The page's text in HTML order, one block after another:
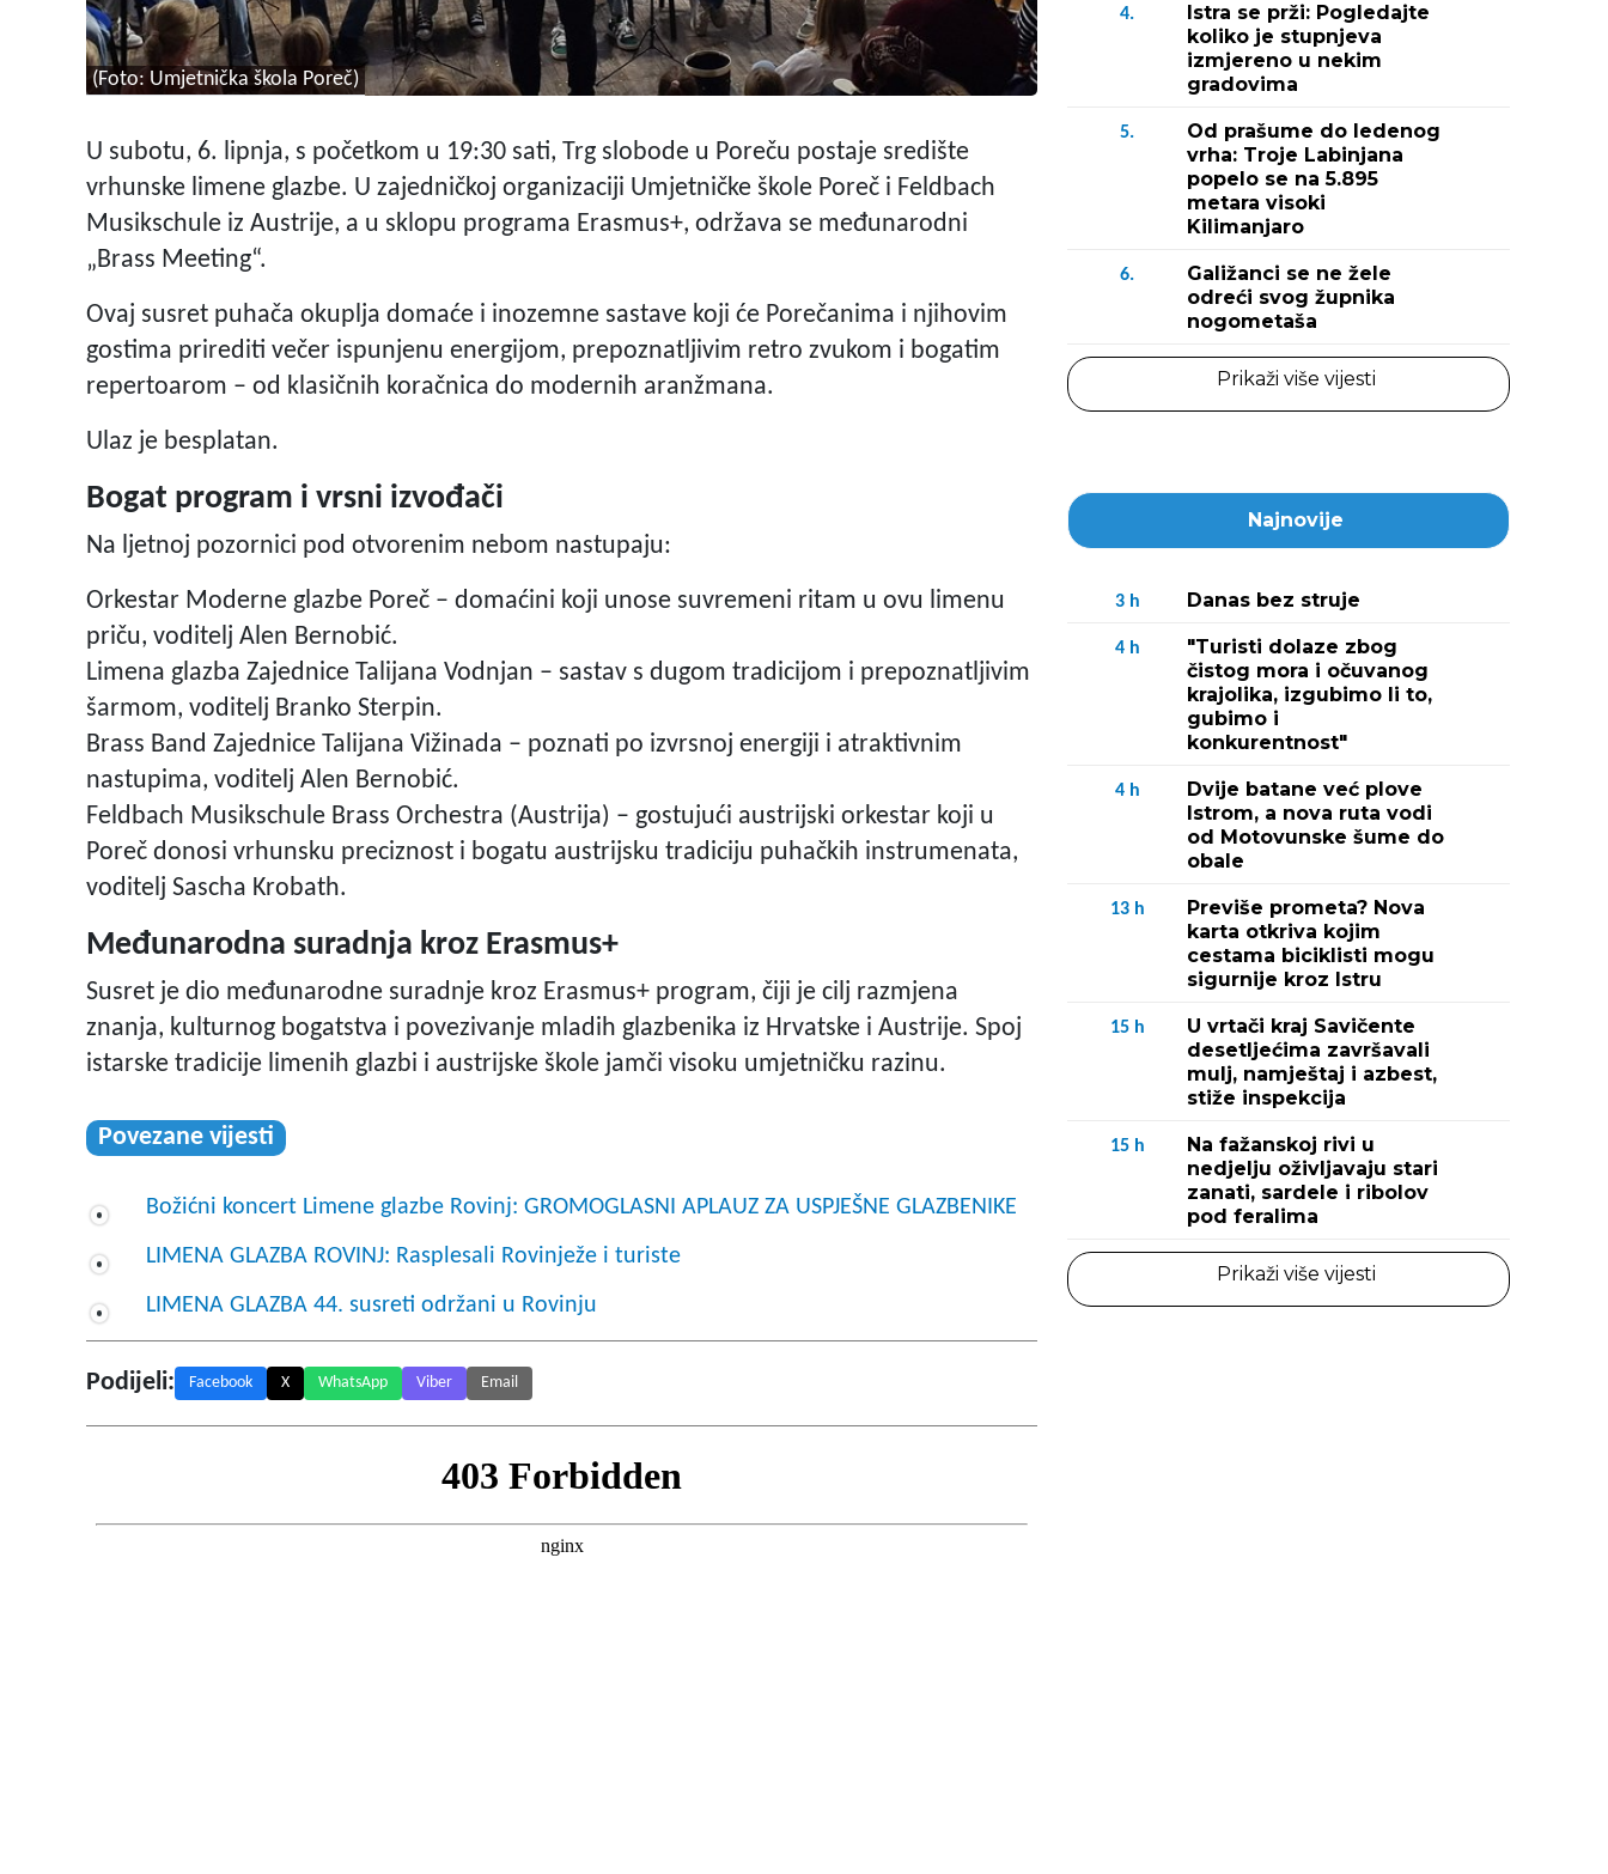
(Foto: Umjetnička škola Poreč)
U subotu, 6. lipnja, s početkom u 19:30 sati, Trg slobode u Poreču postaje središte
vrhunske limene glazbe. U zajedničkoj organizaciji Umjetničke škole Poreč i Feldbach
Musikschule iz Austrije, a u sklopu programa Erasmus+, održava se međunarodni
„Brass Meeting“.
Ovaj susret puhača okuplja domaće i inozemne sastave koji će Porečanima i njihovim
gostima prirediti večer ispunjenu energijom, prepoznatljivim retro zvukom i bogatim
repertoarom – od klasičnih koračnica do modernih aranžmana.
Ulaz je besplatan.
Bogat program i vrsni izvođači
Na ljetnoj pozornici pod otvorenim nebom nastupaju:
Orkestar Moderne glazbe Poreč – domaćini koji unose suvremeni ritam u ovu limenu
priču, voditelj Alen Bernobić.
Limena glazba Zajednice Talijana Vodnjan – sastav s dugom tradicijom i prepoznatljivim
šarmom, voditelj Branko Sterpin.
Brass Band Zajednice Talijana Vižinada – poznati po izvrsnoj energiji i atraktivnim
nastupima, voditelj Alen Bernobić.
Feldbach Musikschule Brass Orchestra (Austrija) – gostujući austrijski orkestar koji u
Poreč donosi vrhunsku preciznost i bogatu austrijsku tradiciju puhačkih instrumenata,
voditelj Sascha Krobath.
Međunarodna suradnja kroz Erasmus+
Susret je dio međunarodne suradnje kroz Erasmus+ program, čiji je cilj razmjena
znanja, kulturnog bogatstva i povezivanje mladih glazbenika iz Hrvatske i Austrije. Spoj
istarske tradicije limenih glazbi i austrijske škole jamči visoku umjetničku razinu.
Povezane vijesti
Božićni koncert Limene glazbe Rovinj: GROMOGLASNI APLAUZ ZA USPJEŠNE GLAZBENIKE
LIMENA GLAZBA ROVINJ: Rasplesali Rovinježe i turiste
LIMENA GLAZBA 44. susreti održani u Rovinju
Podijeli: Facebook X WhatsApp Viber Email
4.
Istra se prži: Pogledajte
koliko je stupnjeva
izmjereno u nekim
gradovima
5.
Od prašume do ledenog
vrha: Troje Labinjana
popelo se na 5.895
metara visoki
Kilimanjaro
6.
Galižanci se ne žele
odreći svog župnika
nogometaša
Prikaži više vijesti
Najnovije
3 h Danas bez struje
4 h
"Turisti dolaze zbog
čistog mora i očuvanog
krajolika, izgubimo li to,
gubimo i
konkurentnost"
4 h
Dvije batane već plove
Istrom, a nova ruta vodi
od Motovunske šume do
obale
13 h
Previše prometa? Nova
karta otkriva kojim
cestama biciklisti mogu
sigurnije kroz Istru
15 h
U vrtači kraj Savičente
desetljećima završavali
mulj, namještaj i azbest,
stiže inspekcija
15 h
Na fažanskoj rivi u
nedjelju oživljavaju stari
zanati, sardele i ribolov
pod feralima
Prikaži više vijesti